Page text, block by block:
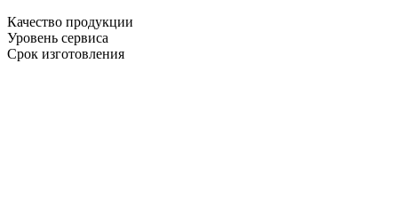
Качество продукции
Уровень сервиса
Срок изготовления